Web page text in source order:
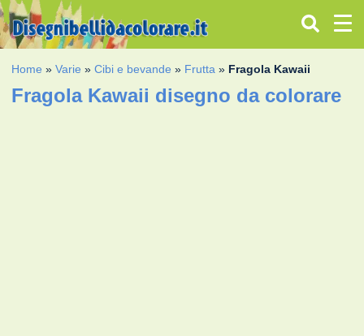
Home »Varie »Cibi e bevande » Frutta » Fragola Kawaii
Fragola Kawaii disegno da colorare